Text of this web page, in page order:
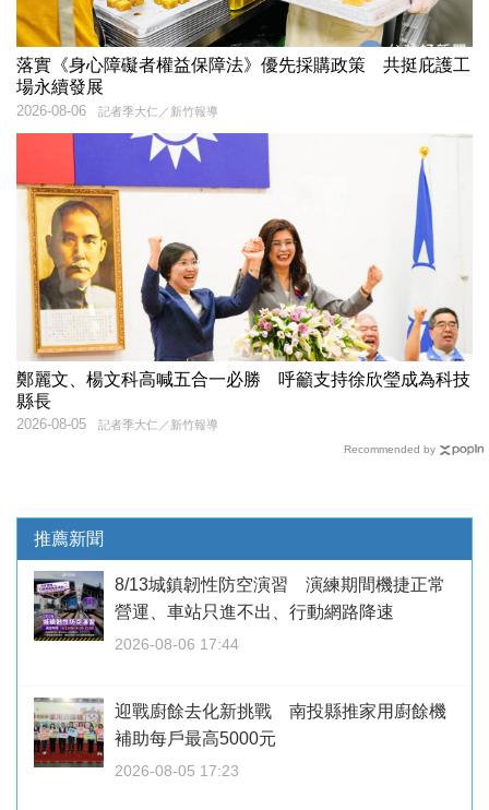
落實《身心障礙者權益保障法》優先採購政策 共挺庇護工
場永續發展
記者季大仁／新竹報導
2026-08-06
鄭麗文、楊文科高喊五合一必勝 呼籲支持徐欣瑩成為科技
縣長
記者季大仁／新竹報導
2026-08-05
Recommended by
推薦新聞
8/13城鎮韌性防空演習 演練期間機捷正常
營運、車站只進不出、行動網路降速
2026-08-06 17:44
迎戰廚餘去化新挑戰 南投縣推家用廚餘機
補助每戶最高5000元
2026-08-05 17:23